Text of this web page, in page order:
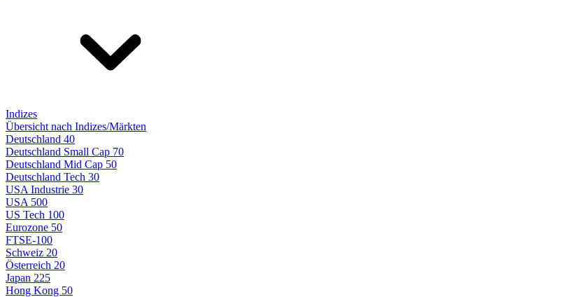
Indizes
Übersicht nach Indizes/Märkten
Deutschland 40
Deutschland Small Cap 70
Deutschland Mid Cap 50
Deutschland Tech 30
USA Industrie 30
USA 500
US Tech 100
Eurozone 50
FTSE-100
Schweiz 20
Österreich 20
Japan 225
Hong Kong 50